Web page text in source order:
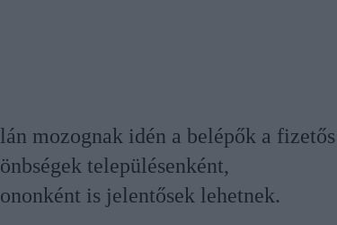
mozognak idén a belépők a fizetős
településenként,
is jelentősek lehetnek.